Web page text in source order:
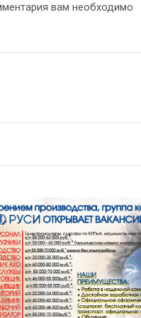
вам необходимо